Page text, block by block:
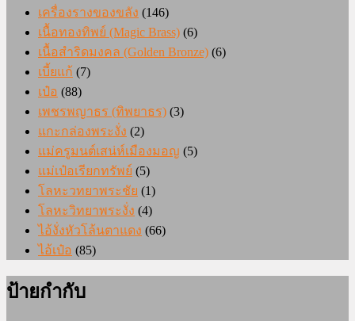
เครื่องรางของขลัง (146)
เนื้อทองทิพย์ (Magic Brass) (6)
เนื้อสำริดมงคล (Golden Bronze) (6)
เบี้ยแก้ (7)
เป๋อ (88)
เพชรพญาธร (ทิพยาธร) (3)
แกะกล่องพระงั่ง (2)
แม่ครูมนต์เสน่ห์เมืองมอญ (5)
แม่เป๋อเรียกทรัพย์ (5)
โลหะวทยาพระชัย (1)
โลหะวิทยาพระงั่ง (4)
ไอ้งั่งหัวโล้นตาแดง (66)
ไอ้เป๋อ (85)
ป้ายกำกับ